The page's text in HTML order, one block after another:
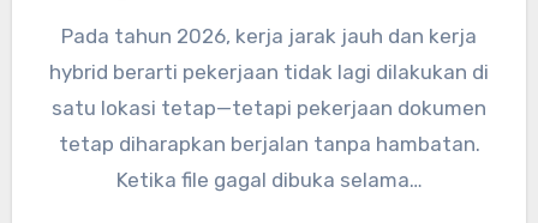
Pada tahun 2026, kerja jarak jauh dan kerja
hybrid berarti pekerjaan tidak lagi dilakukan di
satu lokasi tetap—tetapi pekerjaan dokumen
tetap diharapkan berjalan tanpa hambatan.
Ketika file gagal dibuka selama…